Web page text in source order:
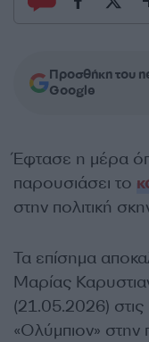
Προσθήκη του
Google
Έφτασε η μέρα
παρουσιάσει το
στην πολιτική
Τα επίσημα
Μαρίας
(21.05.2026)
«Ολύμπιον» στην